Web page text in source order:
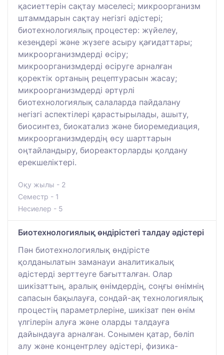
қасиеттерін сақтау мәселесі; микроорганизм
штаммдарын сақтау негізгі әдістері;
биотехнологиялық процестер: жүйелеу,
кезеңдері және жүзеге асыру қағидаттары;
микроорганизмдерді өсіру;
микроорганизмдерді өсіруге арналған
қоректік ортаның рецептурасын жасау;
микроорганизмдерді әртүрлі
биотехнологиялық салаларда пайдалану
негізгі аспектілері қарастырылады, ашыту,
биосинтез, биокатализ және биоремедиация,
микроорганизмдердің өсу шарттарын
оңтайландыру, биореакторларды қолдану
ерекшеліктері.
Оқу жылы - 2
Семестр - 1
Несиелер - 5
Биотехнологиялық өндірістегі талдау әдістері
Пән биотехнологиялық өндірісте
қолданылатын заманауи аналитикалық
әдістерді зерттеуге бағытталған. Олар
шикізаттың, аралық өнімдердің, соңғы өнімнің
сапасын бақылауға, сондай-ақ технологиялық
процестің параметрлеріне, шикізат пен өнім
үлгілерін алуға және оларды талдауға
дайындауға арналған. Сонымен қатар, бөліп
алу және концентрлеу әдістері, физика-